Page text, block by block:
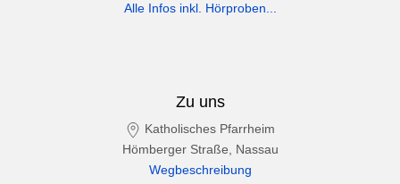
Alle Infos inkl. Hörproben...
Zu uns
Katholisches Pfarrheim
Hömberger Straße, Nassau
Wegbeschreibung